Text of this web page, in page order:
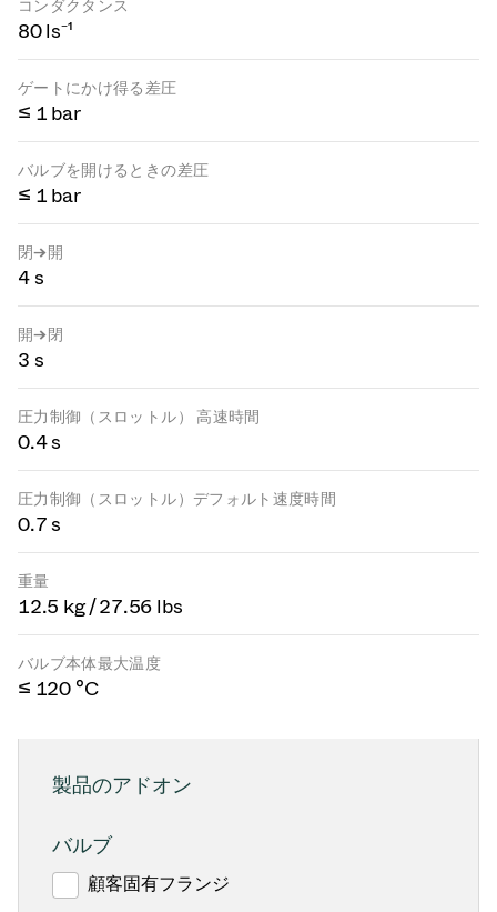
コンダクタンス
80 ls⁻¹
ゲートにかけ得る差圧
≤ 1 bar
バルブを開けるときの差圧
≤ 1 bar
閉→開
4 s
開→閉
3 s
圧力制御（スロットル） 高速時間
0.4 s
圧力制御（スロットル）デフォルト速度時間
0.7 s
重量
12.5 kg / 27.56 lbs
バルブ本体最大温度
≤ 120 °C
製品のアドオン
バルブ
顧客固有フランジ